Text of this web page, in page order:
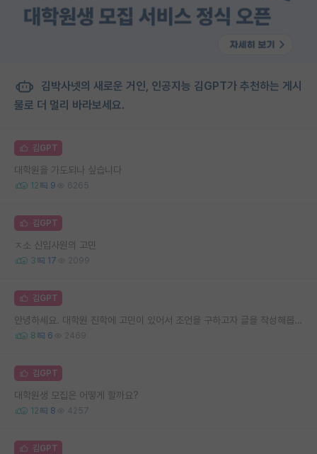
김박사넷의 새로운 거인, 인공지능 김GPT가 추천하는 게시
물로 더 멀리 바라보세요.
김GPT
대학원을 가도되나 싶습니다
12 9 6265
김GPT
ㅈ소 신입사원의 고민
3 17 2099
김GPT
안녕하세요. 대학원 진학에 고민이 있어서 조언을 구하고자 글을 작성해봅니다.
8 6 2469
김GPT
대학원생 모집은 어떻게 할까요?
12 8 4257
김GPT